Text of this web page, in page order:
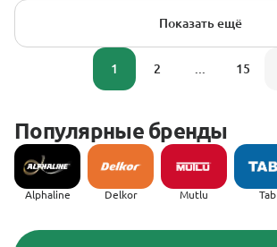
Показать ещё
1 2 15
Популярные бренды
Alphaline Delkor Mutlu Tab